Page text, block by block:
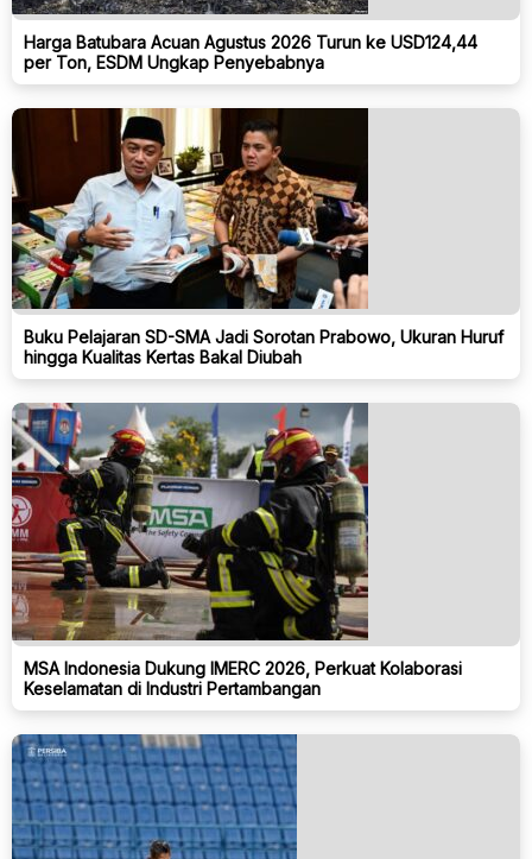
Harga Batubara Acuan Agustus 2026 Turun ke USD124,44
per Ton, ESDM Ungkap Penyebabnya
Buku Pelajaran SD-SMA Jadi Sorotan Prabowo, Ukuran Huruf
hingga Kualitas Kertas Bakal Diubah
MSA Indonesia Dukung IMERC 2026, Perkuat Kolaborasi
Keselamatan di Industri Pertambangan